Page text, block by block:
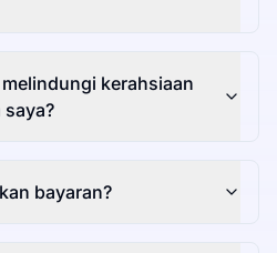
kerahsiaan
saya?
bayaran?